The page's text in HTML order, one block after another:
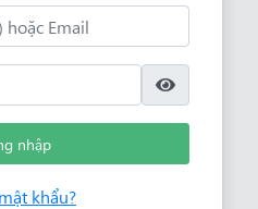
nhập
khẩu?